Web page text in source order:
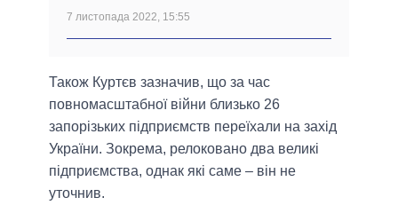
7 листопада 2022, 15:55
Також Куртєв зазначив, що за час
повномасштабної війни близько 26
запорізьких підприємств переїхали на захід
України. Зокрема, релоковано два великі
підприємства, однак які саме – він не
уточнив.